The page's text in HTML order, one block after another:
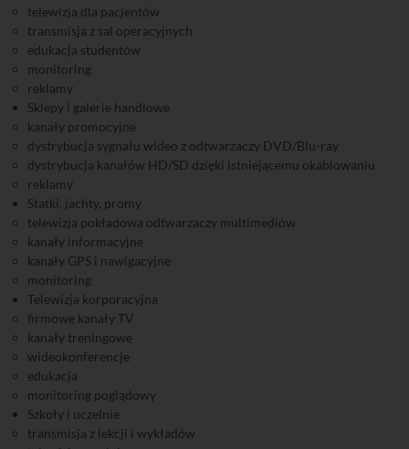
telewizja dla pacjentów
transmisja z sal operacyjnych
edukacja studentów
monitoring
reklamy
Sklepy i galerie handlowe
kanały promocyjne
dystrybucja sygnału wideo z odtwarzaczy DVD/Blu-ray
dystrybucja kanałów HD/SD dzięki istniejącemu okablowaniu
reklamy
Statki, jachty, promy
telewizja pokładowa odtwarzaczy multimediów
kanały informacyjne
kanały GPS i nawigacyjne
monitoring
Telewizja korporacyjna
firmowe kanały TV
kanały treningowe
wideokonferencje
edukacja
monitoring poglądowy
Szkoły i uczelnie
transmisja z lekcji i wykładów